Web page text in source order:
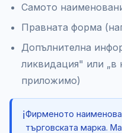
Самото
Правната форма
Допълнителна
ликвидация" или „в
приложимо)
ℹ️Фирменото
търговската марка.